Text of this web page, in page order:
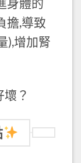
擔,導致
),增加腎
？